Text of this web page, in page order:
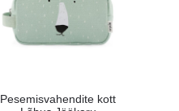
Pesemisvahendite kott